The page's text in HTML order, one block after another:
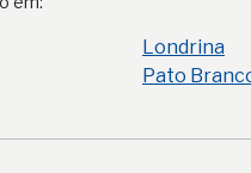
Londrina
Pato